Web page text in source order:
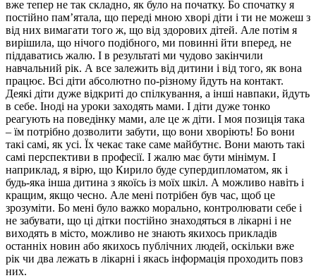
вже тепер не так складно, як було на початку. Бо спочатку я
постійно пам’ятала, що переді мною хворі діти і ти не можеш з
від них вимагати того ж, що від здорових дітей. Але потім я
вирішила, що нічого подібного, ми повинні йти вперед, не
піддаватись жалю. І в результаті ми чудово закінчили
навчальний рік. А все залежить від дитини і від того, як вона
працює. Всі діти абсолютно по-різному йдуть на контакт.
Деякі діти дуже відкриті до спілкування, а інші навпаки, йдуть
в себе. Іноді на уроки заходять мами. І діти дуже тонко
реагують на поведінку мами, але це ж діти. І моя позиція така
– їм потрібно дозволити забути, що вони хворіють! Бо вони
такі самі, як усі. Їх чекає таке саме майбутнє. Вони мають такі
самі перспективи в професії. І жалю має бути мінімум. І
наприклад, я вірю, що Кирило буде супердипломатом, як і
будь-яка інша дитина з якоїсь із моїх шкіл. А можливо навіть і
кращим, якщо чесно. Але мені потрібен був час, щоб це
зрозуміти. Бо мені було важко морально, контролювати себе і
не забувати, що ці дітки постійно знаходяться в лікарні і не
виходять в місто, можливо не знають якихось прикладів
останніх новин або якихось публічних людей, оскільки вже
рік чи два лежать в лікарні і якась інформація проходить повз
них.